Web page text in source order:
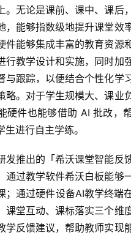
。无论是课前、课中、课后
，能够指数级地提升课堂效
件能够集成丰富的教育资源
行教学设计和实施，同时加
与跟踪，以便结合个性化学
略。对于学生规模大、课业
硬件也能够借助 AI 批改，
进行自主学练。
发推出的「希沃课堂智能反
通过教学软件希沃白板能够
；通过硬件设备AI教学终端
课堂互动、课标落实三个维
学反馈建议，帮助教师实现